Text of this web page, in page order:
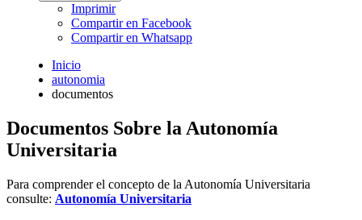
Imprimir
Compartir en Facebook
Compartir en Whatsapp
Inicio
autonomia
documentos
Documentos Sobre la Autonomía
Universitaria
Para comprender el concepto de la Autonomía Universitaria
consulte: Autonomía Universitaria